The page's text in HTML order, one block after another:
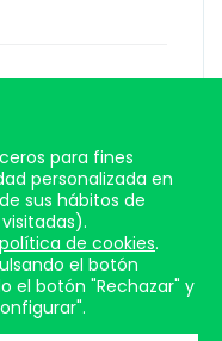
para fines
personalizada en
sus hábitos de
política de cookies.
el botón
el botón "Rechazar" y